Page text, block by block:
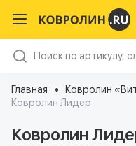
Главная
Ковролин
Ковролин Лидер
Ковролин